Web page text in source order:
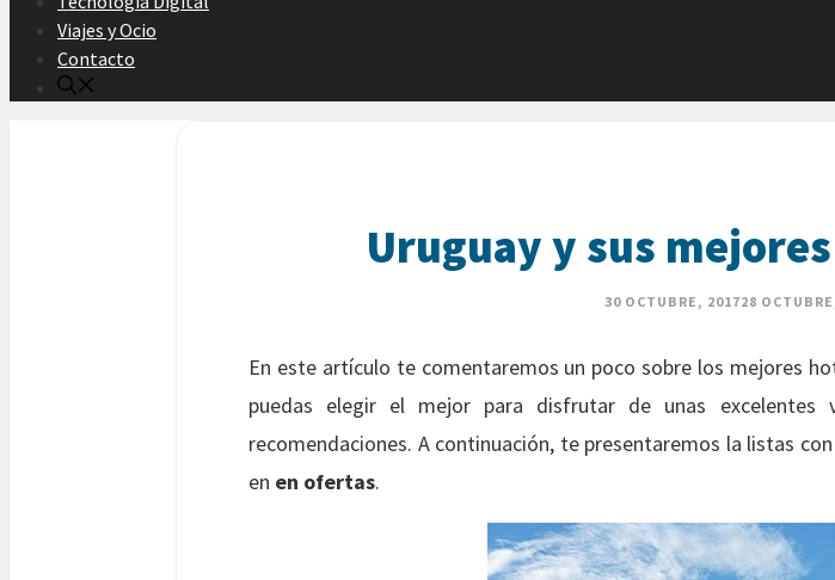
Viajes y Ocio
Contacto
Uruguay y sus
30 OCTUBRE, 201728
En este artículo te comentaremos un poco sobre los mejores
puedas elegir el mejor para disfrutar de unas excelentes
recomendaciones. A continuación, te presentaremos la listas
en en ofertas.